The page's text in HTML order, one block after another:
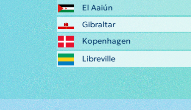
El Aaiún
Gibraltar
Kopenhagen
Libreville